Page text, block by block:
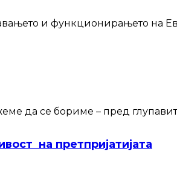
и функционирањето на
да се бориме – пред
на претпријатијата